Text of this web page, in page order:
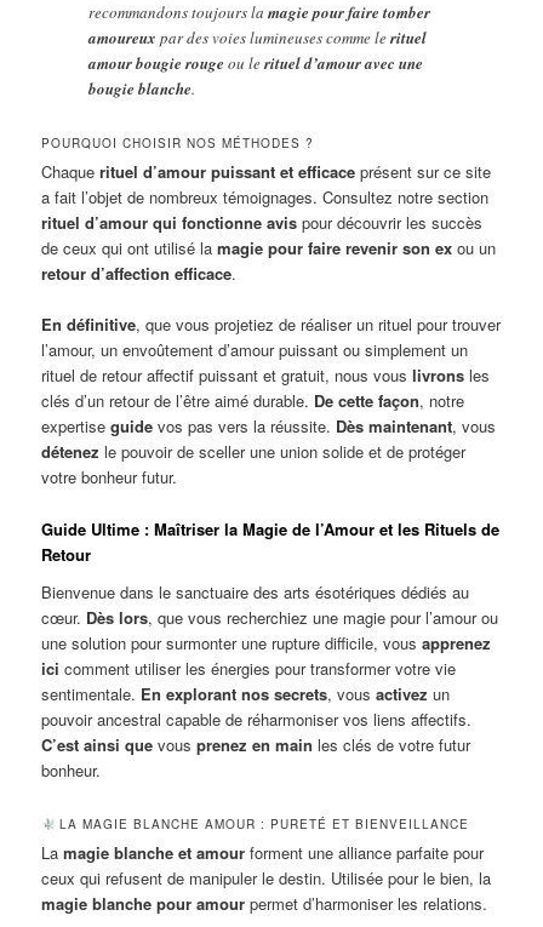
recommandons toujours lamagie pour faire tomber
amoureux par des voies lumineuses comme lerituel
amour bougie rouge ou lerituel d’amour avec une
bougie blanche.
POURQUOI CHOISIR NOS MÉTHODES ?
Chaquerituel d’amour puissant et efficace présent sur ce site
a fait l’objet de nombreux témoignages. Consultez notre section
rituel d’amour qui fonctionne avis pour découvrir les succès
de ceux qui ont utilisé lamagie pour faire revenir son ex ou un
retour d’affection efficace.
En définitive, que vous projetiez de réaliser un rituel pour trouver
l’amour, un envoûtement d’amour puissant ou simplement un
rituel de retour affectif puissant et gratuit, nous vouslivrons les
clés d’un retour de l’être aimé durable. De cette façon, notre
expertiseguide vos pas vers la réussite. Dès maintenant, vous
détenez le pouvoir de sceller une union solide et de protéger
votre bonheur futur.
Guide Ultime : Maîtriser la Magie de l’Amour et les Rituels de
Retour
Bienvenue dans le sanctuaire des arts ésotériques dédiés au
cœur. Dès lors, que vous recherchiez une magie pour l’amour ou
une solution pour surmonter une rupture difficile, vousapprenez
ici comment utiliser les énergies pour transformer votre vie
sentimentale. En explorant nos secrets, vousactivez un
pouvoir ancestral capable de réharmoniser vos liens affectifs.
C’est ainsi que vousprenez en main les clés de votre futur
bonheur.
LA MAGIE BLANCHE AMOUR : PURETÉ ET BIENVEILLANCE
Lamagie blanche et amour forment une alliance parfaite pour
ceux qui refusent de manipuler le destin. Utilisée pour le bien, la
magie blanche pour amour permet d’harmoniser les relations.